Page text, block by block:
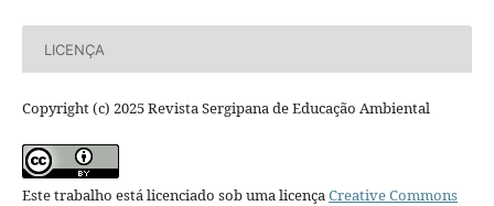
LICENÇA
Copyright (c) 2025 Revista Sergipana de Educação Ambiental
Este trabalho está licenciado sob uma licença Creative Commons